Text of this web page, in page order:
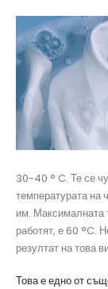
30-40 ° C. Те се
температурата на
им. Максималната
работят, е 60 °C.
резултат на това
Това е едно от